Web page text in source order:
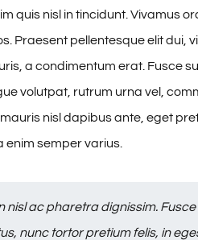
quis nisl in tincidunt. Vivamus
Praesent pellentesque elit dui,
a condimentum erat. Fusce
volutpat, rutrum urna vel,
nisl dapibus ante, eget
enim semper varius.
nisl ac pharetra dignissim.
nunc tortor pretium felis, in